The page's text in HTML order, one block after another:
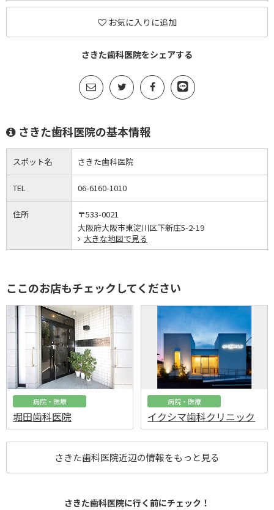
お気に入りに追加
さきた歯科医院をシェアする
さきた歯科医院の基本情報
スポット名 さきた歯科医院
TEL 06-6160-1010
住所
〒533-0021
大阪府大阪市東淀川区下新庄5-2-19
大きな地図で見る
ここのお店もチェックしてください
病院・医療
堀田歯科医院
病院・医療
イクシマ歯科クリニック
さきた歯科医院近辺の情報をもっと見る
さきた歯科医院に行く前にチェック！